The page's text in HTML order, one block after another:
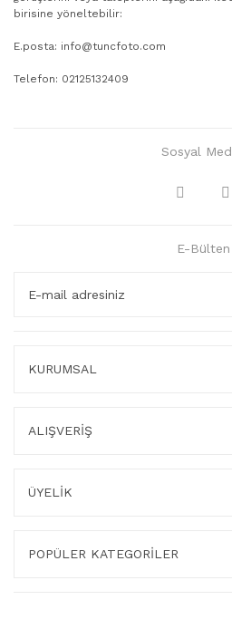
birisine yöneltebilir:
E.posta: info@tuncfoto.com
Telefon: 02125132409
Sosyal
E-Bülten
KURUMSAL
ALIŞVERİŞ
ÜYELİK
POPÜLER KATEGORİLER